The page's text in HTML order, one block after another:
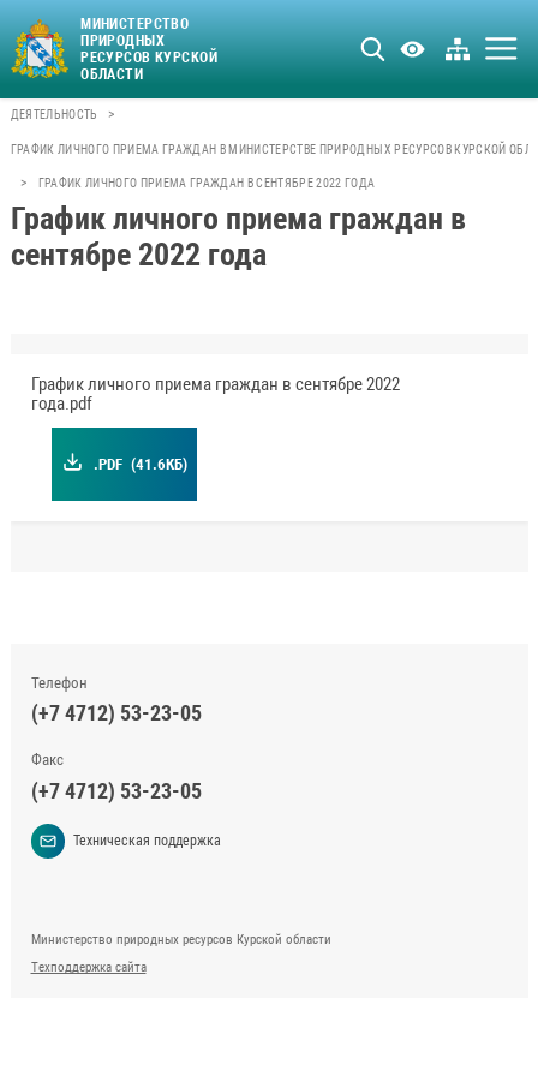
МИНИСТЕРСТВО
ПРИРОДНЫХ
РЕСУРСОВ КУРСКОЙ
ОБЛАСТИ
ДЕЯТЕЛЬНОСТЬ >
ГРАФИК ЛИЧНОГО ПРИЕМА ГРАЖДАН В МИНИСТЕРСТВЕ ПРИРОДНЫХ РЕСУРСОВ КУРСКОЙ
> ГРАФИК ЛИЧНОГО ПРИЕМА ГРАЖДАН В СЕНТЯБРЕ 2022 ГОДА
График личного приема граждан в
сентябре 2022 года
График личного приема граждан в сентябре 2022
года.pdf
.PDF (41.6КБ)
Телефон
(+7 4712) 53-23-05
Факс
(+7 4712) 53-23-05
Техническая поддержка
Министерство природных ресурсов Курской области
Техподдержка сайта